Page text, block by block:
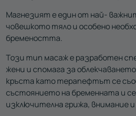
Магнезият е един от най-
човешкото тяло и особено
бремеността.
Този тип масаж е разработен
жени и спомага за облекчаването
кръста като терапефтът се
състоянието на бременната и
изключителна грижа, внимание